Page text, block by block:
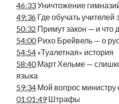
46:33Уничтожение
49:36 Где обучать учителей
50:32 Примут закон — и что
54:00Рихо Брейвель — о
54:54 «Туалетная» история
58:40Март Хельме —
языка
59:34 Мой вопрос министру
01:01:49Штрафы